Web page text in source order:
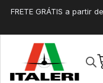
FRETE GRÁTIS a partir